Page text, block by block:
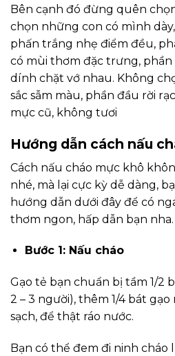
Bên cạnh đó đừng quên
chọn những con có mình
phấn trắng nhẹ điểm đều,
có mùi thơm đặc trưng,
dính chặt vớ nhau. Không
sắc sẫm màu, phần đầu rời
mực cũ, không tươi
Hướng dẫn cách nấu
Cách nấu cháo mực khô
nhé, mà lại cực kỳ dễ dàng,
hướng dẫn dưới đây để có
thơm ngon, hấp dẫn bạn nha.
Bước 1: Nấu cháo
Gạo tẻ bạn chuẩn bị tầm 1/2
2 – 3 người), thêm 1/4 bát
sạch, để thật ráo nước.
Bạn có thể đem đi ninh cháo